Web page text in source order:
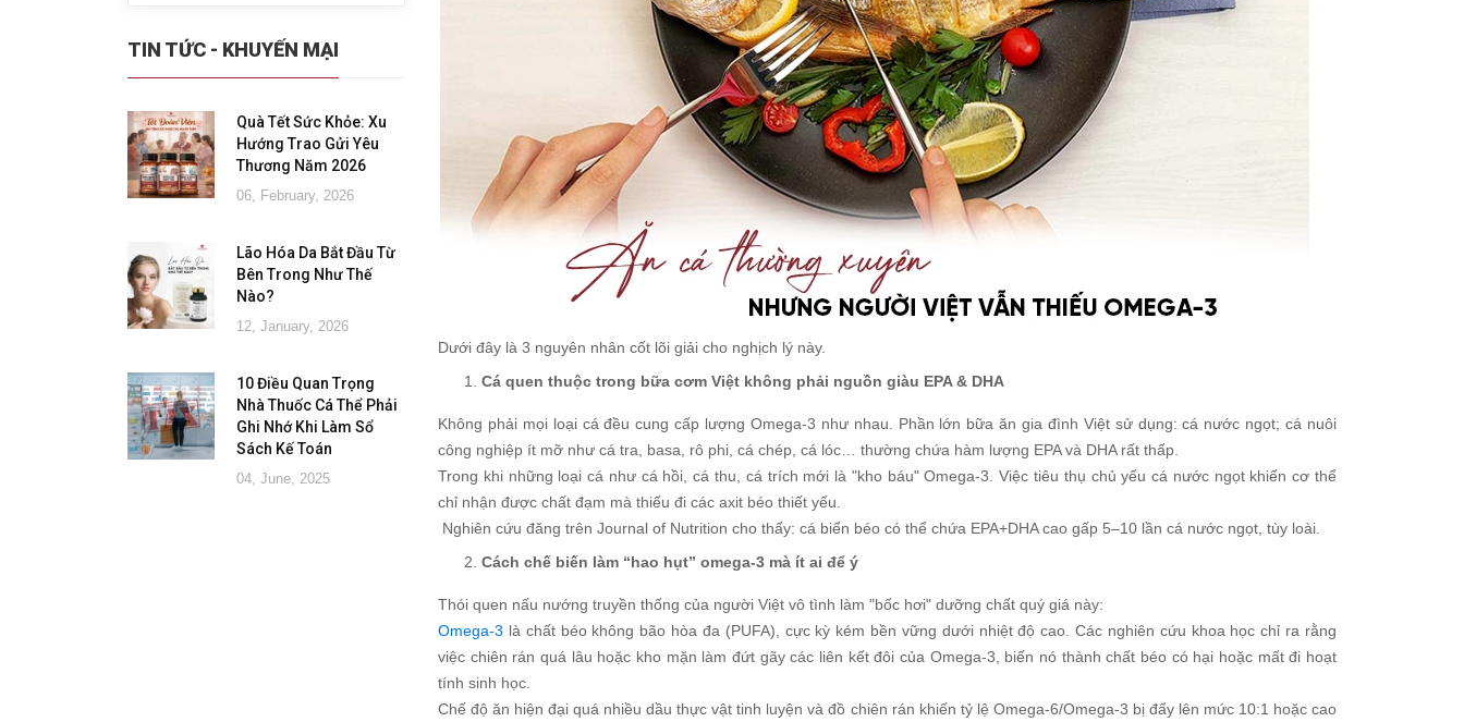
Dưới đây là 3 nguyên nhân cốt lõi giải cho nghịch lý này.
Cá quen thuộc trong bữa cơm Việt không phải nguồn giàu EPA & DHA
Không phải mọi loại cá đều cung cấp lượng Omega-3 như nhau. Phần lớn bữa ăn gia đình Việt sử dụng: cá nước ngọt; cá nuôi
công nghiệp ít mỡ như cá tra, basa, rô phi, cá chép, cá lóc… thường chứa hàm lượng EPA và DHA rất thấp.
Trong khi những loại cá như cá hồi, cá thu, cá trích mới là "kho báu" Omega-3. Việc tiêu thụ chủ yếu cá nước ngọt khiến cơ thể
chỉ nhận được chất đạm mà thiếu đi các axit béo thiết yếu.
Nghiên cứu đăng trên Journal of Nutrition cho thấy: cá biển béo có thể chứa EPA+DHA cao gấp 5–10 lần cá nước ngọt, tùy loài.
Cách chế biến làm “hao hụt” omega-3 mà ít ai để ý
Thói quen nấu nướng truyền thống của người Việt vô tình làm "bốc hơi" dưỡng chất quý giá này:
Omega-3 là chất béo không bão hòa đa (PUFA), cực kỳ kém bền vững dưới nhiệt độ cao. Các nghiên cứu khoa học chỉ ra rằng
việc chiên rán quá lâu hoặc kho mặn làm đứt gãy các liên kết đôi của Omega-3, biến nó thành chất béo có hại hoặc mất đi hoạt
tính sinh học.
Chế độ ăn hiện đại quá nhiều dầu thực vật tinh luyện và đồ chiên rán khiến tỷ lệ Omega-6/Omega-3 bị đẩy lên mức 10:1 hoặc cao
TIN TỨC - KHUYẾN MẠI
Quà Tết Sức Khỏe: Xu
Hướng Trao Gửi Yêu
Thương Năm 2026
06, February, 2026
Lão Hóa Da Bắt Đầu Từ
Bên Trong Như Thế
Nào?
12, January, 2026
10 Điều Quan Trọng
Nhà Thuốc Cá Thể Phải
Ghi Nhớ Khi Làm Sổ
Sách Kế Toán
04, June, 2025